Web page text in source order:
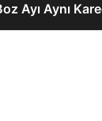
Ayı Aynı